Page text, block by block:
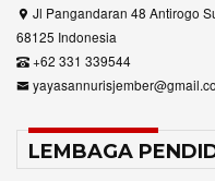
Jl Pangandaran 48 Antirogo
68125 Indonesia
+62 331 339544
LEMBAGA